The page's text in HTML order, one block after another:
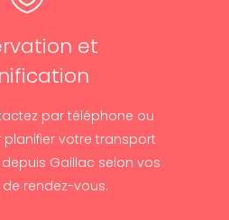
et
par téléphone ou
votre transport
Gaillac selon vos
rendez-vous.